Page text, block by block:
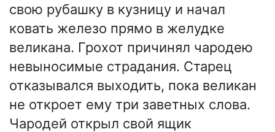
свою рубашку в кузницу и начал
ковать железо прямо в желудке
великана. Грохот причинял чародею
невыносимые страдания. Старец
отказывался выходить, пока великан
не откроет ему три заветных слова.
Чародей открыл свой ящик